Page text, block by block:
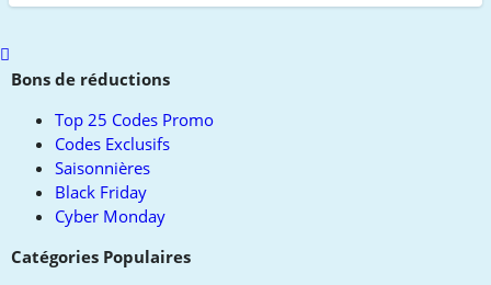
Scroll
toBons de réductions
Top 25 Codes Promo
Codes Exclusifs
Saisonnières
Black Friday
Cyber Monday
Catégories Populaires